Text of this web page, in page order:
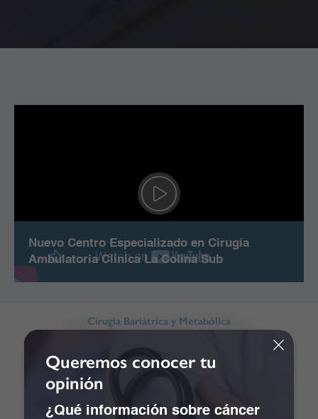
Nuevo Centro Especializado en Cirugía
Ambulatoria Clínica La Colina Sub
Cirugía Bariátrica y Metabólica
Queremos conocer tu
opinión
¿Qué información sobre cáncer